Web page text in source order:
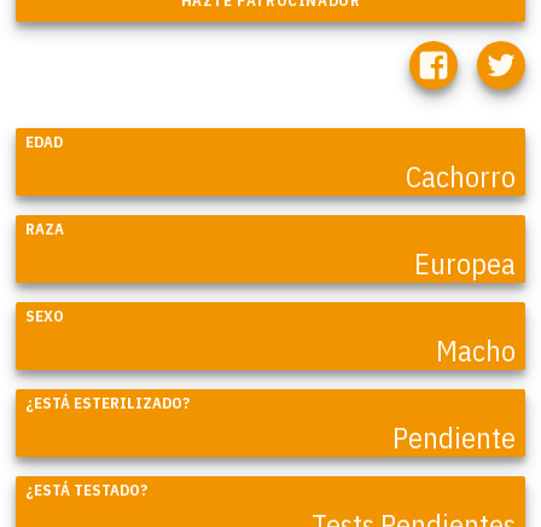
EDAD
Cachorro
RAZA
Europea
SEXO
Macho
¿ESTÁ ESTERILIZADO?
Pendiente
¿ESTÁ TESTADO?